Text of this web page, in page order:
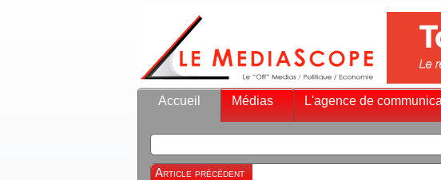
Accueil Médias L'agence de
Article précédent